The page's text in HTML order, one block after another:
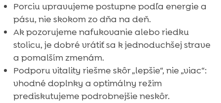
Porciu upravujeme postupne podľa energie a
pásu, nie skokom zo dňa na deň.
Ak pozorujeme nafukovanie alebo riedku
stolicu, je dobré vrátiť sa k jednoduchšej strave
a pomalším zmenám.
Podporu vitality riešme skôr „lepšie“, nie „viac“:
vhodné doplnky a optimálny režim
prediskutujeme podrobnejšie neskôr.